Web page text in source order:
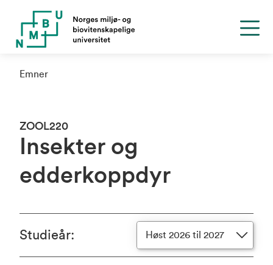
Emner
ZOOL220
Insekter og
edderkoppdyr
Studieår: Høst 2026 til 2027